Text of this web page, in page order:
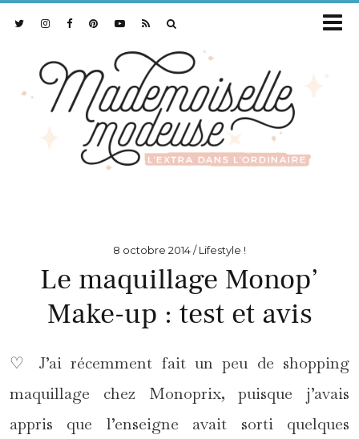
8 octobre 2014 Lifestyle !
Le maquillage Monop’
Make-up : test et avis
♡ J’ai récemment fait un peu de shopping
maquillage chez Monoprix, puisque j’avais
appris que l’enseigne avait sorti quelques